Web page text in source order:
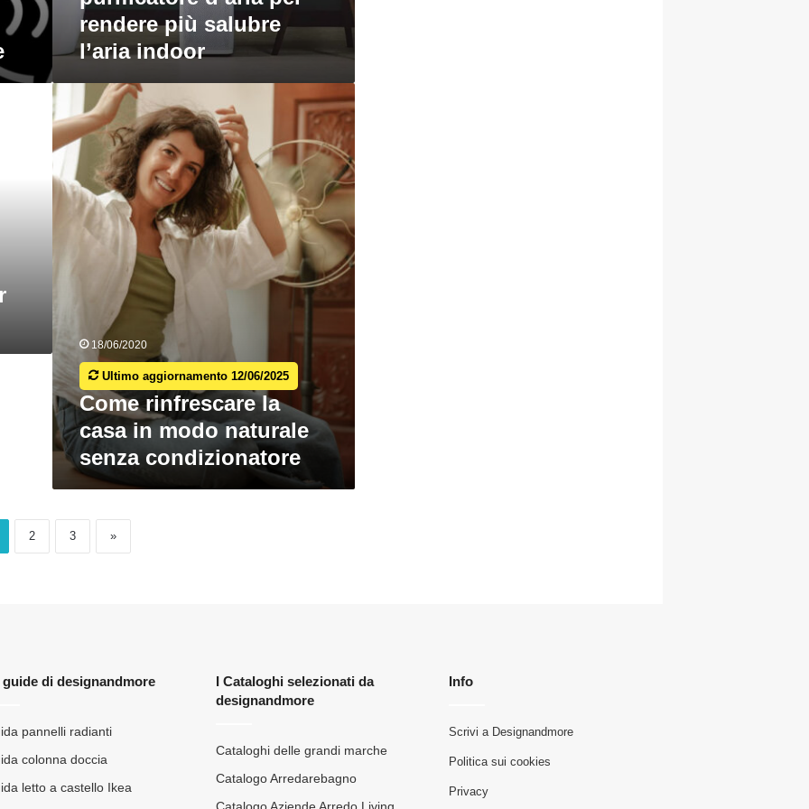
rendere più salubre
l’aria indoor
rinfrescare
la
casa
in
modo
naturale
condizionatore
18/06/2020
Ultimo aggiornamento 12/06/2025
Come rinfrescare la
casa in modo naturale
senza condizionatore
2 3 »
guide di designandmore
pannelli radianti
colonna doccia
letto a castello Ikea
I Cataloghi selezionati da
designandmore
Cataloghi delle grandi marche
Catalogo Arredarebagno
Info
Scrivi a Designandmore
Politica sui cookies
Privacy